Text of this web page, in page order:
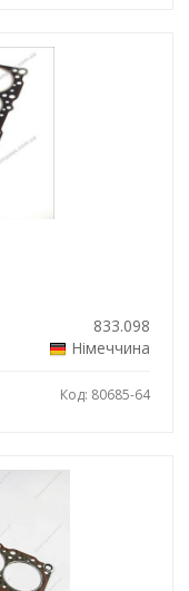
833.098
Німеччина
Код: 80685-64